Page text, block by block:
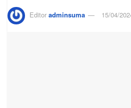
Editor adminsuma 15/04/